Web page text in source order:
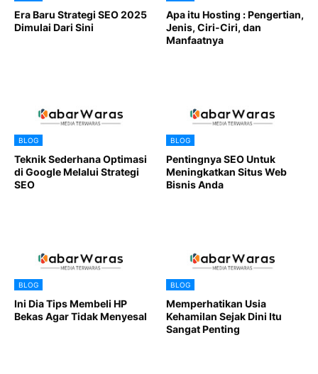
Era Baru Strategi SEO 2025
Dimulai Dari Sini
Apa itu Hosting : Pengertian,
Jenis, Ciri-Ciri, dan
Manfaatnya
BLOG
Teknik Sederhana Optimasi
di Google Melalui Strategi
SEO
BLOG
Pentingnya SEO Untuk
Meningkatkan Situs Web
Bisnis Anda
BLOG
Ini Dia Tips Membeli HP
Bekas Agar Tidak Menyesal
BLOG
Memperhatikan Usia
Kehamilan Sejak Dini Itu
Sangat Penting